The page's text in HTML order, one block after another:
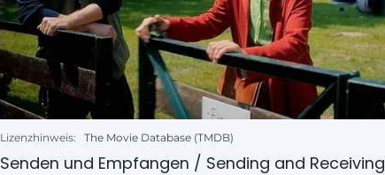
Lizenzhinweis: The Movie Database (TMDB)
Senden und Empfangen / Sending and Receiving